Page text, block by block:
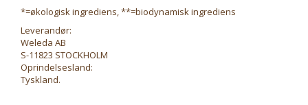
*=økologisk ingrediens, **=biodynamisk ingrediens
Leverandør:
Weleda AB
S-11823 STOCKHOLM
Oprindelsesland:
Tyskland.